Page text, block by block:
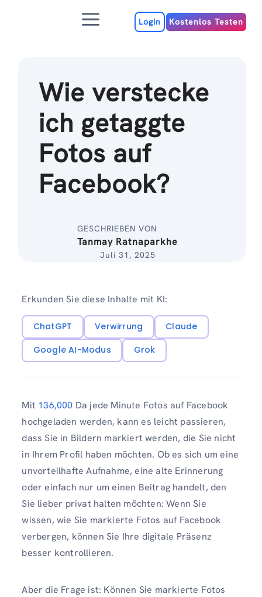
MenuLogin Kostenlos Testen
Wie verstecke
ich getaggte
Fotos auf
Facebook?
GESCHRIEBEN VON
Tanmay Ratnaparkhe
Juli 31, 2025
Erkunden Sie diese Inhalte mit KI:
ChatGPT Verwirrung
Claude
Google AI-Modus
Grok
Mit 136,000 Da jede Minute Fotos auf Facebook
hochgeladen werden, kann es leicht passieren,
dass Sie in Bildern markiert werden, die Sie nicht
in Ihrem Profil haben möchten. Ob es sich um eine
unvorteilhafte Aufnahme, eine alte Erinnerung
oder einfach nur um einen Beitrag handelt, den
Sie lieber privat halten möchten: Wenn Sie
wissen, wie Sie markierte Fotos auf Facebook
verbergen, können Sie Ihre digitale Präsenz
besser kontrollieren.
Aber die Frage ist: Können Sie markierte Fotos